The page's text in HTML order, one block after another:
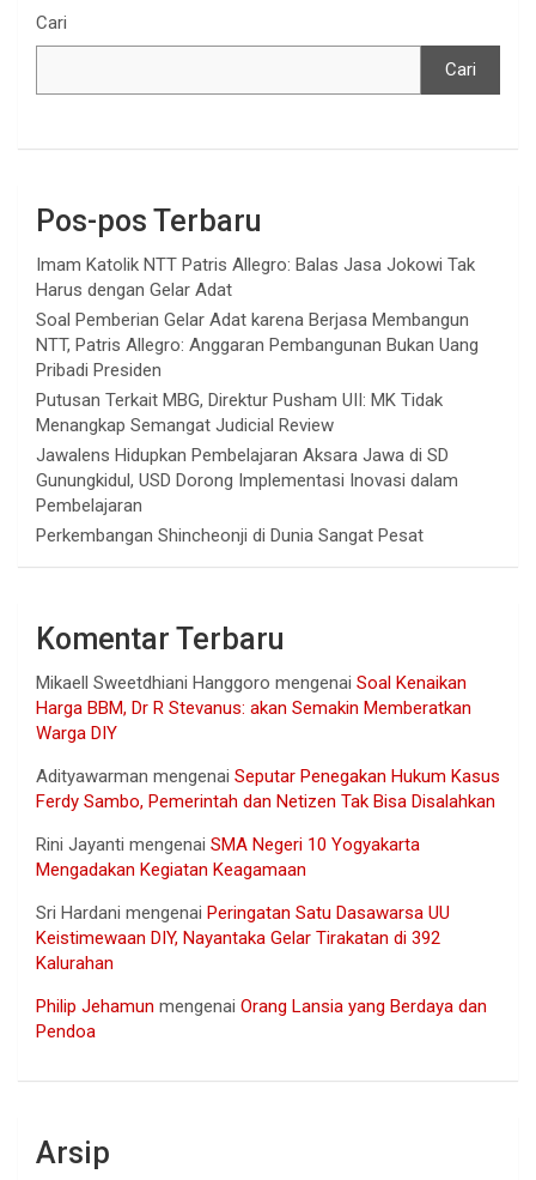
Cari
Cari
Pos-pos Terbaru
Imam Katolik NTT Patris Allegro: Balas Jasa Jokowi Tak
Harus dengan Gelar Adat
Soal Pemberian Gelar Adat karena Berjasa Membangun
NTT, Patris Allegro: Anggaran Pembangunan Bukan Uang
Pribadi Presiden
Putusan Terkait MBG, Direktur Pusham UII: MK Tidak
Menangkap Semangat Judicial Review
Jawalens Hidupkan Pembelajaran Aksara Jawa di SD
Gunungkidul, USD Dorong Implementasi Inovasi dalam
Pembelajaran
Perkembangan Shincheonji di Dunia Sangat Pesat
Komentar Terbaru
Mikaell Sweetdhiani Hanggoro mengenai Soal Kenaikan
Harga BBM, Dr R Stevanus: akan Semakin Memberatkan
Warga DIY
Adityawarman mengenai Seputar Penegakan Hukum Kasus
Ferdy Sambo, Pemerintah dan Netizen Tak Bisa Disalahkan
Rini Jayanti mengenai SMA Negeri 10 Yogyakarta
Mengadakan Kegiatan Keagamaan
Sri Hardani mengenai Peringatan Satu Dasawarsa UU
Keistimewaan DIY, Nayantaka Gelar Tirakatan di 392
Kalurahan
Philip Jehamun mengenai Orang Lansia yang Berdaya dan
Pendoa
Arsip